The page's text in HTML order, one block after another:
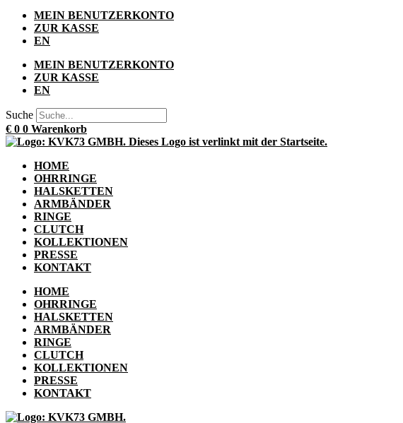
MEIN BENUTZERKONTO
ZUR KASSE
EN
MEIN BENUTZERKONTO
ZUR KASSE
EN
Suche
€ 0 0 Warenkorb
HOME
OHRRINGE
HALSKETTEN
ARMBÄNDER
RINGE
CLUTCH
KOLLEKTIONEN
PRESSE
KONTAKT
HOME
OHRRINGE
HALSKETTEN
ARMBÄNDER
RINGE
CLUTCH
KOLLEKTIONEN
PRESSE
KONTAKT